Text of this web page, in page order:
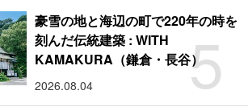
5
豪雪の地と海辺の町で220年の時を
刻んだ伝統建築 : WITH
KAMAKURA（鎌倉・長谷）
2026.08.04